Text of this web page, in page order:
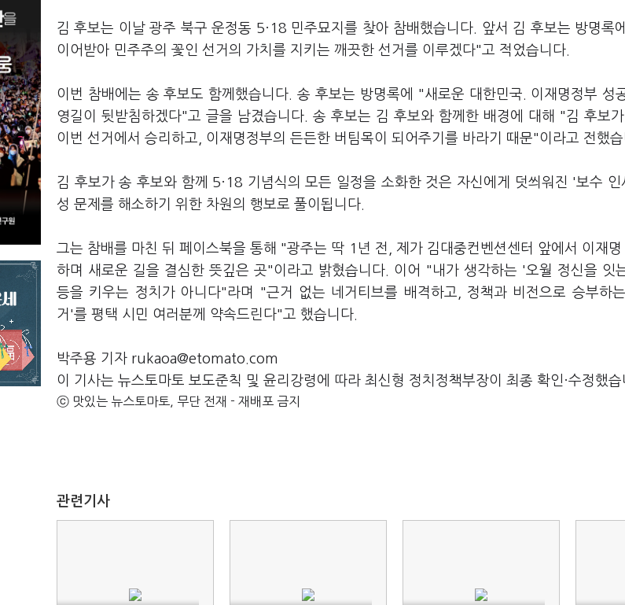
김 후보는 이날 광주 북구 운정동 5·18 민주묘지를 찾아 참배했습니다. 앞서 김 후보는 방명록
이어받아 민주주의 꽃인 선거의 가치를 지키는 깨끗한 선거를 이루겠다"고 적었습니다.
이번 참배에는 송 후보도 함께했습니다. 송 후보는 방명록에 "새로운 대한민국. 이재명정부 성
영길이 뒷받침하겠다"고 글을 남겼습니다. 송 후보는 김 후보와 함께한 배경에 대해 "김 후보
이번 선거에서 승리하고, 이재명정부의 든든한 버팀목이 되어주기를 바라기 때문"이라고 전했습
김 후보가 송 후보와 함께 5·18 기념식의 모든 일정을 소화한 것은 자신에게 덧씌워진 '보수 인
성 문제를 해소하기 위한 차원의 행보로 풀이됩니다.
그는 참배를 마친 뒤 페이스북을 통해 "광주는 딱 1년 전, 제가 김대중컨벤션센터 앞에서 이재
하며 새로운 길을 결심한 뜻깊은 곳"이라고 밝혔습니다. 이어 "내가 생각하는 '오월 정신을 잇
등을 키우는 정치가 아니다"라며 "근거 없는 네거티브를 배격하고, 정책과 비전으로 승부하
거'를 평택 시민 여러분께 약속드린다"고 했습니다.
박주용 기자 rukaoa@etomato.com
이 기사는 뉴스토마토 보도준칙 및 윤리강령에 따라 최신형 정치정책부장이 최종 확인·수정했습
ⓒ 맛있는 뉴스토마토, 무단 전재 - 재배포 금지
관련기사